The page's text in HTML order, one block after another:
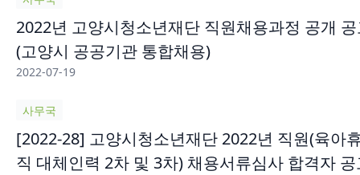
2022년 고양시청소년재단 직원채용과정 공개
(고양시 공공기관 통합채용)
2022-07-19
사무국
[2022-28] 고양시청소년재단 2022년 직원(육아
직 대체인력 2차 및 3차) 채용서류심사 합격자